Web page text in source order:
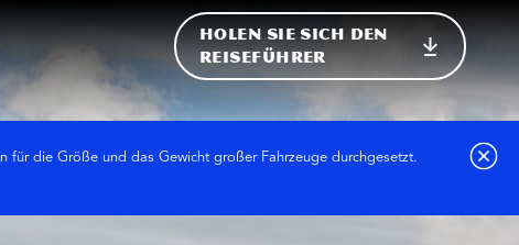
HOLEN SIE SICH DEN
REISEFÜHRER
für die Größe und das Gewicht großer Fahrzeuge durchgesetzt.